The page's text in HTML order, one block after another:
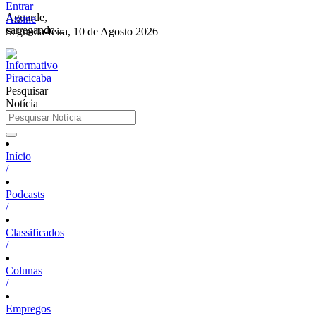
Aguarde,
carregando...
Entrar
Assine
Segunda-feira, 10 de Agosto 2026
Pesquisar
Notícia
Início
/
Podcasts
/
Classificados
/
Colunas
/
Empregos